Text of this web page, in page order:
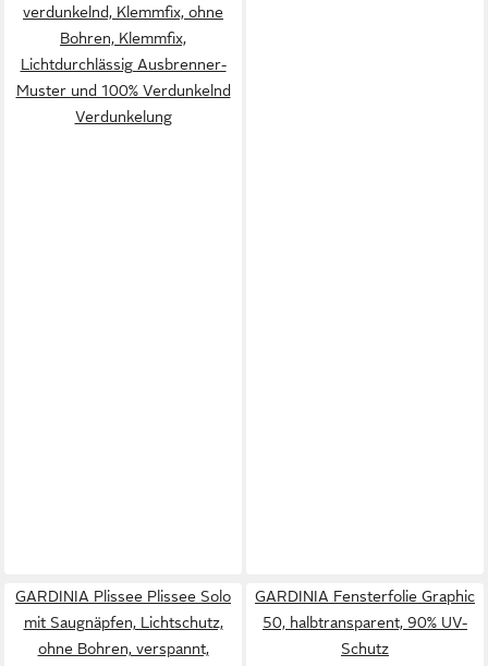
verdunkelnd, Klemmfix, ohne
Bohren, Klemmfix,
Lichtdurchlässig Ausbrenner-
Muster und 100% Verdunkelnd
Verdunkelung
GARDINIA Plissee Plissee Solo
mit Saugnäpfen, Lichtschutz,
ohne Bohren, verspannt,
GARDINIA Fensterfolie Graphic
50, halbtransparent, 90% UV-
Schutz